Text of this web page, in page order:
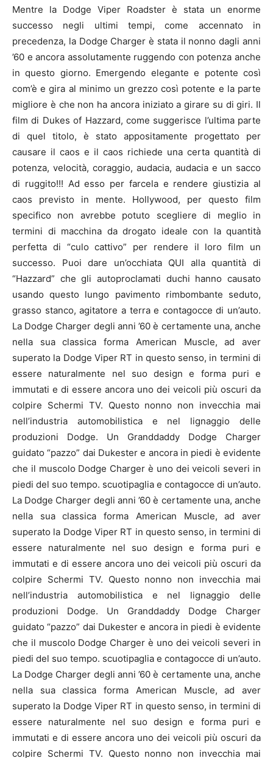
Mentre la Dodge Viper Roadster è stata un enorme
successo negli ultimi tempi, come accennato in
precedenza, la Dodge Charger è stata il nonno dagli anni
’60 e ancora assolutamente ruggendo con potenza anche
in questo giorno. Emergendo elegante e potente così
com’è e gira al minimo un grezzo così potente e la parte
migliore è che non ha ancora iniziato a girare su di giri. Il
film di Dukes of Hazzard, come suggerisce l’ultima parte
di quel titolo, è stato appositamente progettato per
causare il caos e il caos richiede una certa quantità di
potenza, velocità, coraggio, audacia, audacia e un sacco
di ruggito!!! Ad esso per farcela e rendere giustizia al
caos previsto in mente. Hollywood, per questo film
specifico non avrebbe potuto scegliere di meglio in
termini di macchina da drogato ideale con la quantità
perfetta di “culo cattivo” per rendere il loro film un
successo. Puoi dare un’occhiata QUI alla quantità di
“Hazzard” che gli autoproclamati duchi hanno causato
usando questo lungo pavimento rimbombante seduto,
grasso stanco, agitatore a terra e contagocce di un’auto.
La Dodge Charger degli anni ’60 è certamente una, anche
nella sua classica forma American Muscle, ad aver
superato la Dodge Viper RT in questo senso, in termini di
essere naturalmente nel suo design e forma puri e
immutati e di essere ancora uno dei veicoli più oscuri da
colpire Schermi TV. Questo nonno non invecchia mai
nell’industria automobilistica e nel lignaggio delle
produzioni Dodge. Un Granddaddy Dodge Charger
guidato “pazzo” dai Dukester e ancora in piedi è evidente
che il muscolo Dodge Charger è uno dei veicoli severi in
piedi del suo tempo. scuotipaglia e contagocce di un’auto.
La Dodge Charger degli anni ’60 è certamente una, anche
nella sua classica forma American Muscle, ad aver
superato la Dodge Viper RT in questo senso, in termini di
essere naturalmente nel suo design e forma puri e
immutati e di essere ancora uno dei veicoli più oscuri da
colpire Schermi TV. Questo nonno non invecchia mai
nell’industria automobilistica e nel lignaggio delle
produzioni Dodge. Un Granddaddy Dodge Charger
guidato “pazzo” dai Dukester e ancora in piedi è evidente
che il muscolo Dodge Charger è uno dei veicoli severi in
piedi del suo tempo. scuotipaglia e contagocce di un’auto.
La Dodge Charger degli anni ’60 è certamente una, anche
nella sua classica forma American Muscle, ad aver
superato la Dodge Viper RT in questo senso, in termini di
essere naturalmente nel suo design e forma puri e
immutati e di essere ancora uno dei veicoli più oscuri da
colpire Schermi TV. Questo nonno non invecchia mai